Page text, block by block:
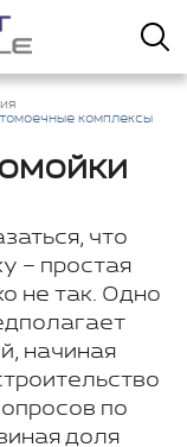
комплексы
что
– простая
не так. Одно
начиная
по
доля